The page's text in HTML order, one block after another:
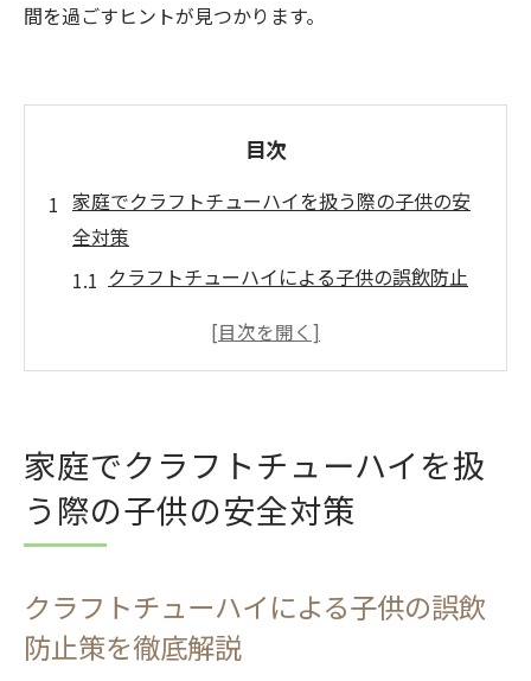
間を過ごすヒントが見つかります。
目次
家庭でクラフトチューハイを扱う際の子供の安
全対策
クラフトチューハイによる子供の誤飲防止
家庭でクラフトチューハイを扱う際の保管
注意喚起
クラフトチューハイと子供の接触リスクを
の管理術
クラフトチューハイが子供に与える影響を知る
家庭でクラフトチューハイを扱
う際の子供の安全対策
クラフトチューハイによる子供の誤飲
防止策を徹底解説